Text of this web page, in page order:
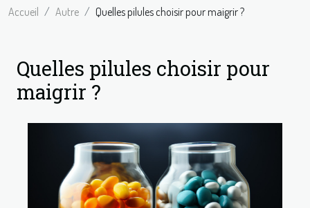
Accueil Autre Quelles pilules choisir pour maigrir ?
Quelles pilules choisir pour
maigrir ?